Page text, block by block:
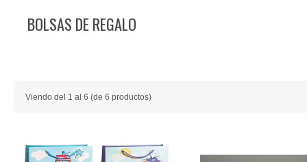
BOLSAS DE REGALO
Viendo del 1 al 6 (de 6 productos)